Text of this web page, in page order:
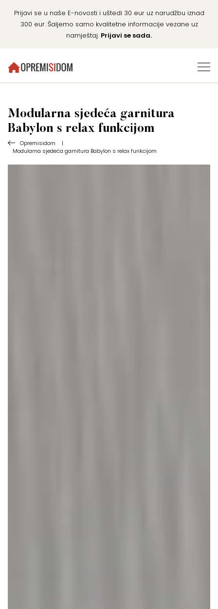
Prijavi se u naše E-novosti i uštedi 30 eur uz narudžbu iznad
300 eur. Šaljemo samo kvalitetne informacije vezane uz
namještaj. Prijavi se sada.
Modularna sjedeća garnitura
Babylon s relax funkcijom
Opremisidom
|
Modularna sjedeća garnitura Babylon s relax funkcijom